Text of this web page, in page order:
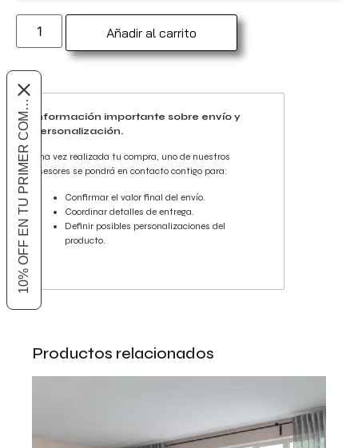
Añadir al carrito
Información importante sobre envío y
personalización.
Una vez realizada tu compra, uno de nuestros
asesores se pondrá en contacto contigo para:
Confirmar el valor final del envío.
Coordinar detalles de entrega.
Definir posibles personalizaciones del
producto.
Productos relacionados
10% OFF EN TU PRIMER COMPRA